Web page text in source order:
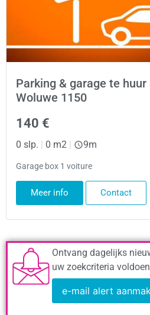
Parking & garage te
Woluwe 1150
140 €
0 slp. | 0 m2 | 9m
Garage box 1 voiture
Meer info Contact
Ontvang dagelijks
uw zoekcriteria voldoen
e-mail alert